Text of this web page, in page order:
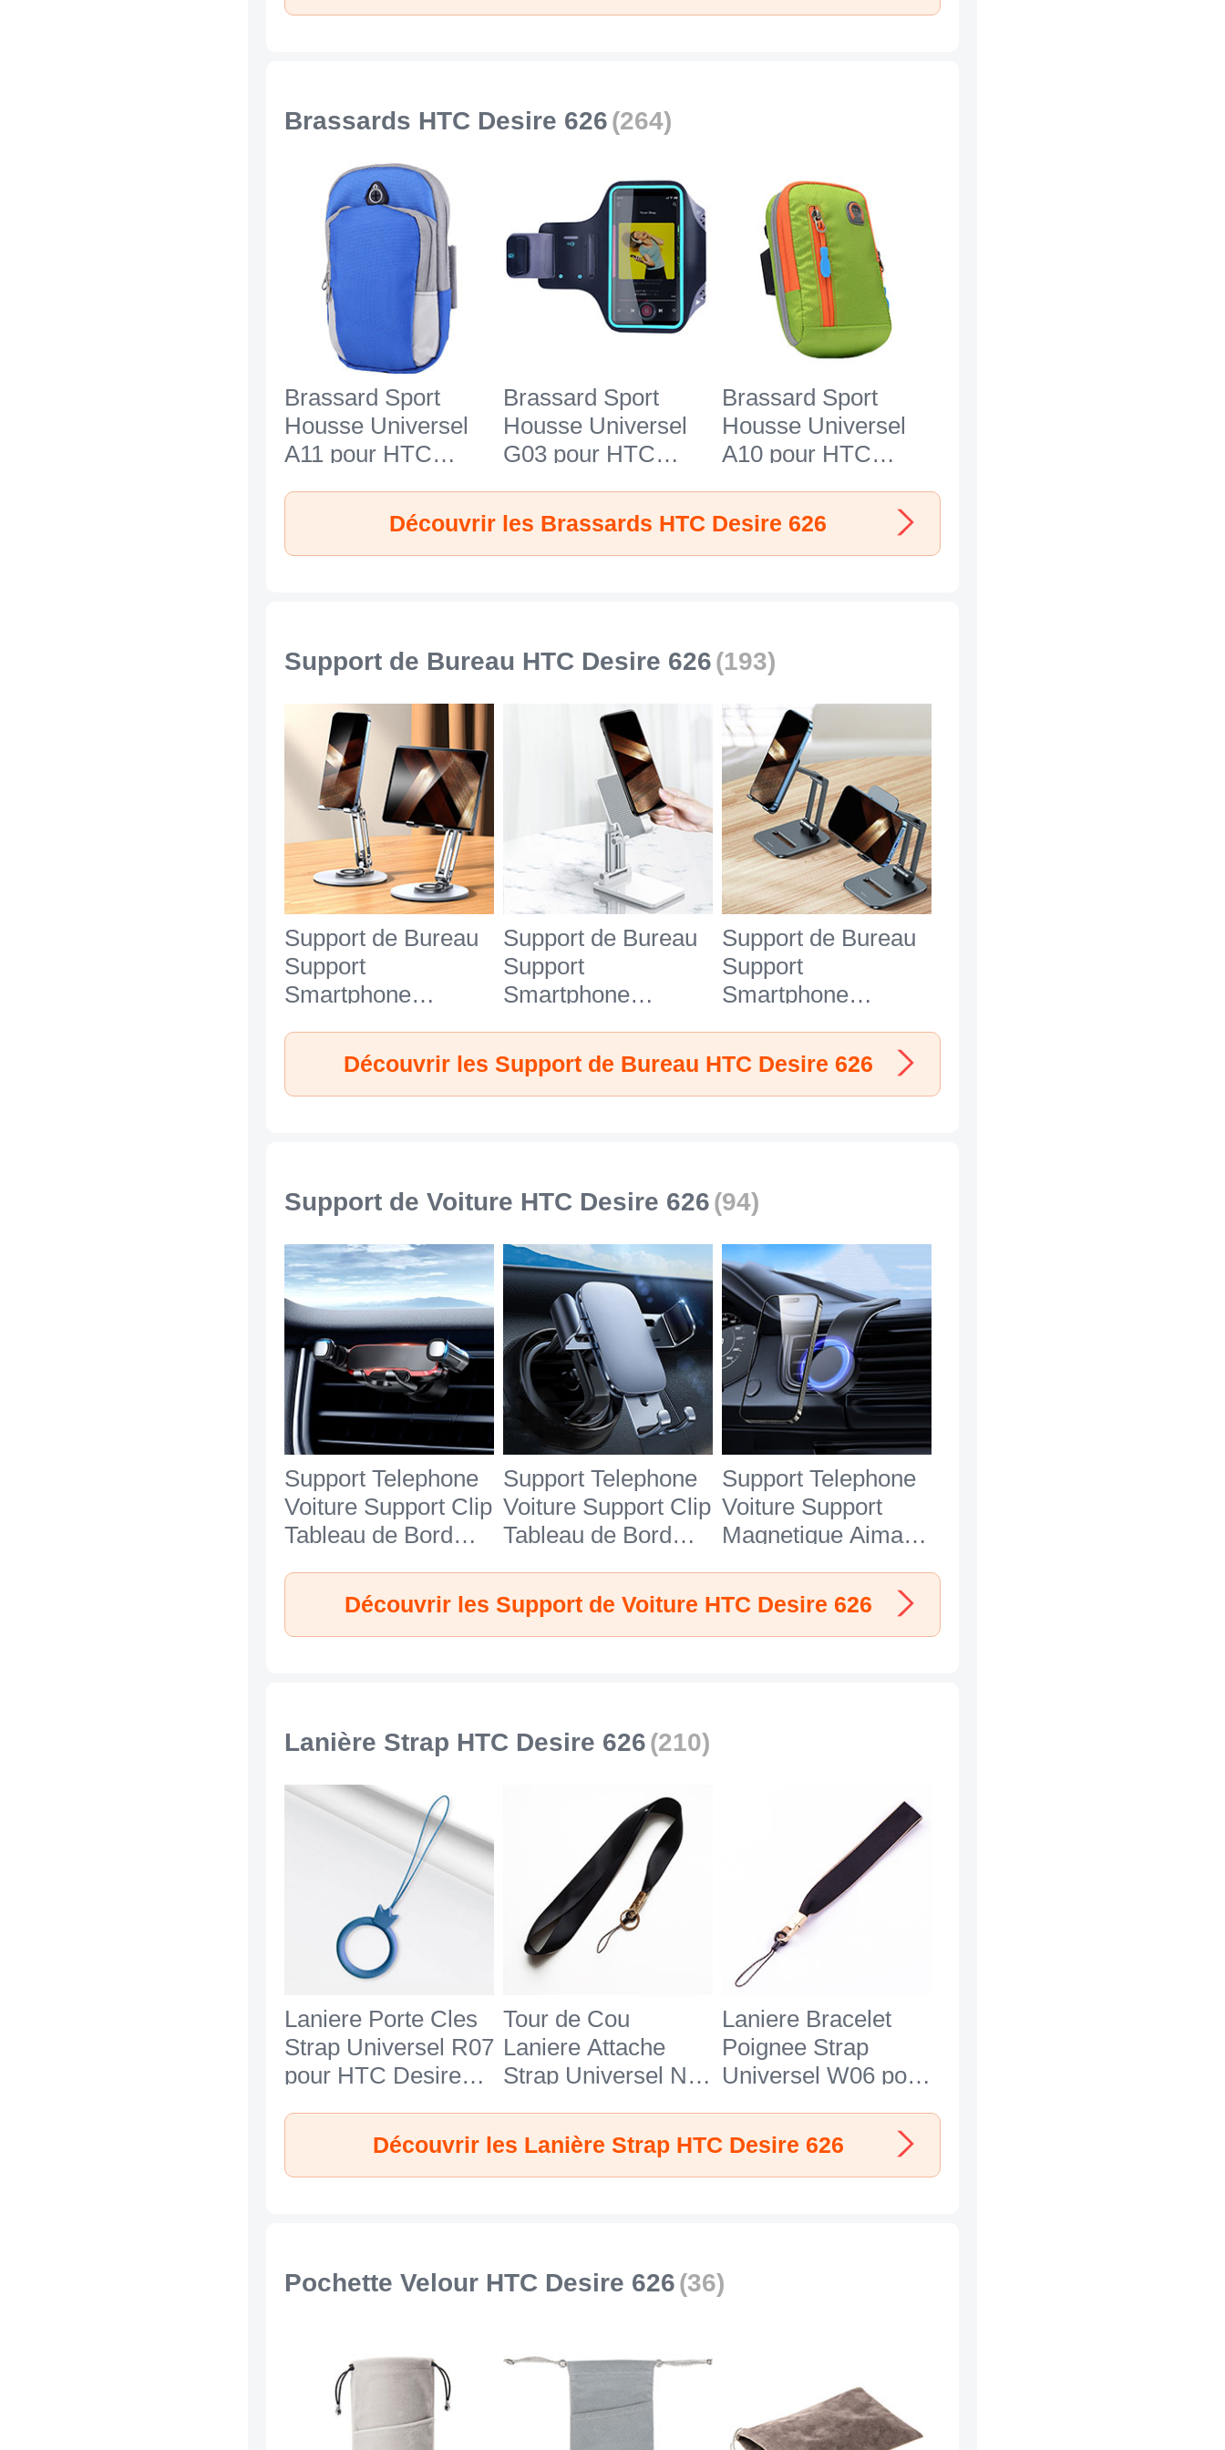
Brassards HTC Desire 626(264)
Brassard Sport
Housse Universel
A11 pour HTC
Brassard Sport
Housse Universel
G03 pour HTC
Brassard Sport
Housse Universel
A10 pour HTC
Découvrir les Brassards HTC Desire 626
Support de Bureau HTC Desire 626(193)
Support de Bureau
Support
Smartphone
HTC Desire 626
Argent
Support de Bureau
Support
Smartphone
HTC Desire 626
Blanc
Support de Bureau
Support
Smartphone
HTC Desire 626
Noir
Découvrir les Support de Bureau HTC Desire 626
Support de Voiture HTC Desire 626(94)
Support Telephone
Voiture Support Clip
Tableau de Bord
HTC Desire 626
Support Telephone
Voiture Support Clip
Tableau de Bord
HTC Desire 626
Noir
Support Telephone
Voiture Support
Magnetique Aimant
Universel BS1 pour
HTC Desire 626
Découvrir les Support de Voiture HTC Desire 626
Lanière Strap HTC Desire 626(210)
Laniere Porte Cles
Strap Universel R07
pour HTC Desire
Tour de Cou
Laniere Attache
Strap Universel N10
626 Noir
Laniere Bracelet
Poignee Strap
Universel W06 pour
Noir
Découvrir les Lanière Strap HTC Desire 626
Pochette Velour HTC Desire 626(36)